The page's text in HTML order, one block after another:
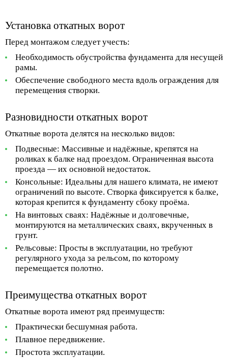
Установка откатных ворот
Перед монтажом следует учесть:
Необходимость обустройства фундамента для несущей
рамы.
Обеспечение свободного места вдоль ограждения для
перемещения створки.
Разновидности откатных ворот
Откатные ворота делятся на несколько видов:
Подвесные: Массивные и надёжные, крепятся на
роликах к балке над проездом. Ограниченная высота
проезда — их основной недостаток.
Консольные: Идеальны для нашего климата, не имеют
ограничений по высоте. Створка фиксируется к балке,
которая крепится к фундаменту сбоку проёма.
На винтовых сваях: Надёжные и долговечные,
монтируются на металлических сваях, вкрученных в
грунт.
Рельсовые: Просты в эксплуатации, но требуют
регулярного ухода за рельсом, по которому
перемещается полотно.
Преимущества откатных ворот
Откатные ворота имеют ряд преимуществ:
Практически бесшумная работа.
Плавное передвижение.
Простота эксплуатации.